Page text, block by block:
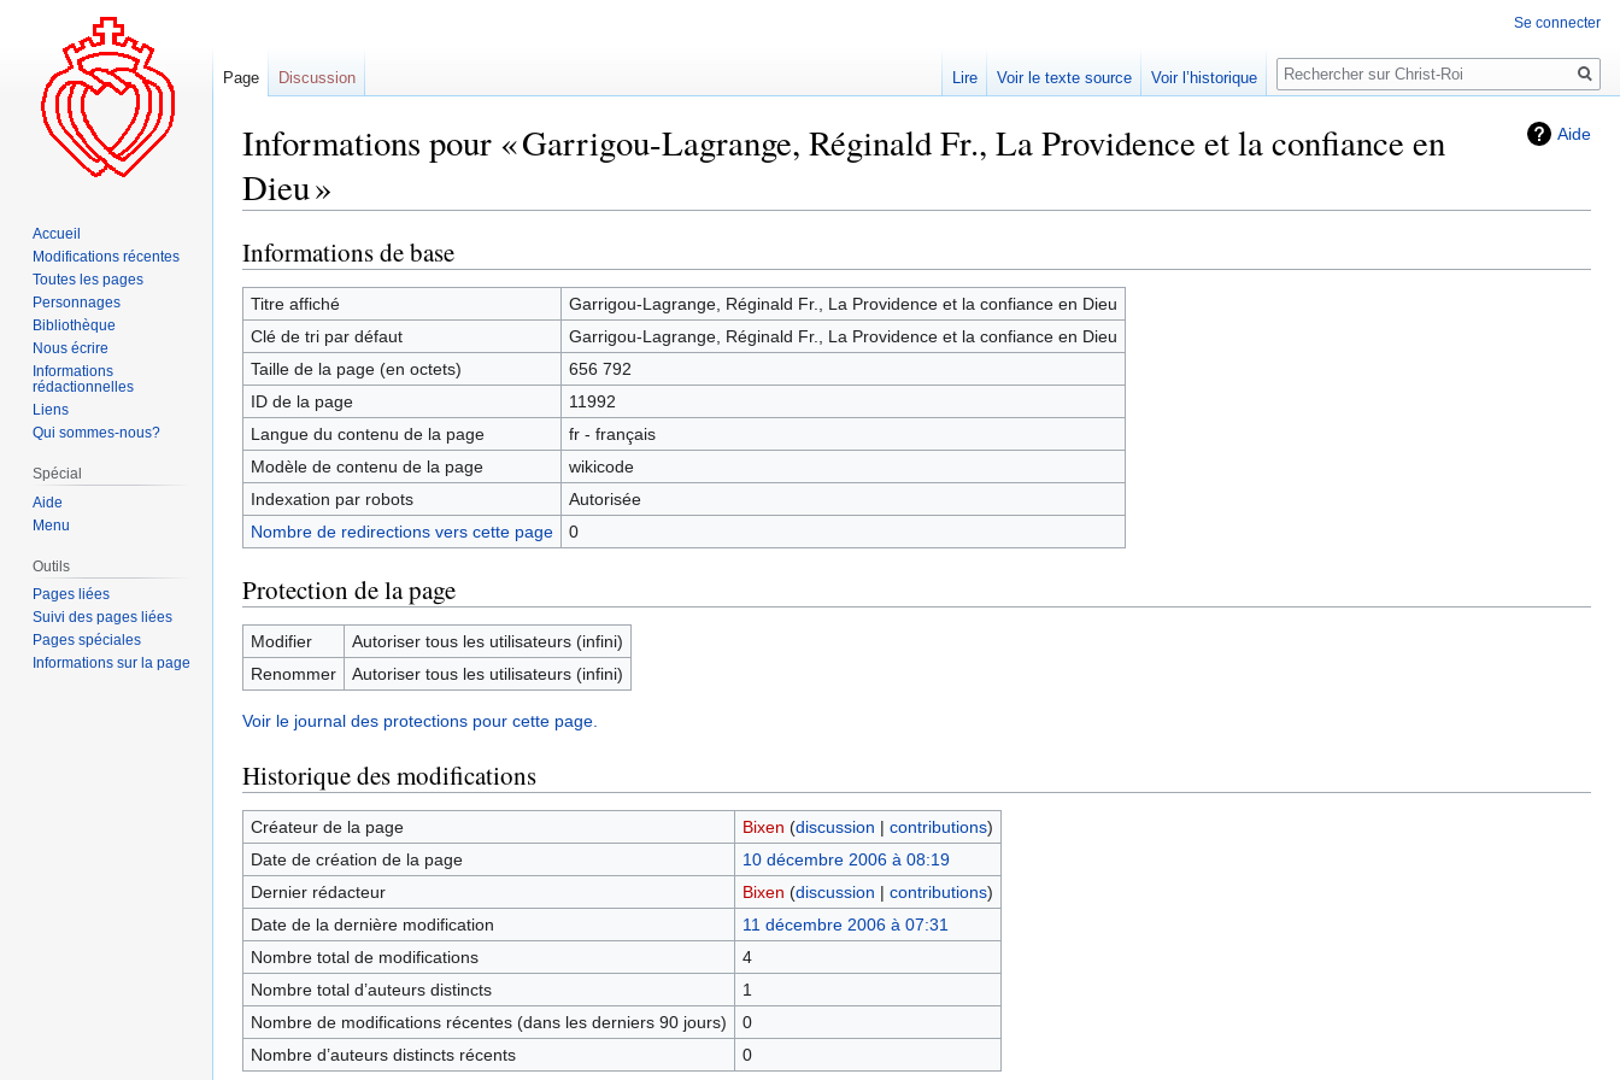
Aide
Informations pour « Garrigou-Lagrange, Réginald Fr., La Providence et la confiance en
Dieu »
Aller
à
la
navigation
Aller
à
la
recherche
Informations de base
Titre affiché
Garrigou-Lagrange, Réginald Fr., La Providence et la confiance en Dieu
Clé de tri par défaut
Garrigou-Lagrange, Réginald Fr., La Providence et la confiance en Dieu
Taille de la page (en octets)
656 792
ID de la page
11992
Langue du contenu de la page
fr - français
Modèle de contenu de la page
wikicode
Indexation par robots
Autorisée
Nombre de redirections vers cette page
0
Protection de la page
Modifier
Autoriser tous les utilisateurs (infini)
Renommer
Autoriser tous les utilisateurs (infini)
Voir le journal des protections pour cette page.
Historique des modifications
Créateur de la page Bixen (discussion | contributions)
Date de création de la page
10 décembre 2006 à 08:19
Dernier rédacteur
Bixen (discussion | contributions)
Date de la dernière modification
11 décembre 2006 à 07:31
Nombre total de modifications
4
Nombre total d’auteurs distincts
1
Nombre de modifications récentes (dans les derniers 90 jours)
0
Nombre d’auteurs distincts récents
0
Se connecter
Page Discussion Lire Voir le texte source Voir l’historique
Rechercher
Accueil
Modifications récentes
Toutes les pages
Personnages
Bibliothèque
Nous écrire
Informations
rédactionnelles
Liens
Qui sommes-nous?
Spécial
Aide
Menu
Outils
Pages liées
Suivi des pages liées
Pages spéciales
Informations sur la page